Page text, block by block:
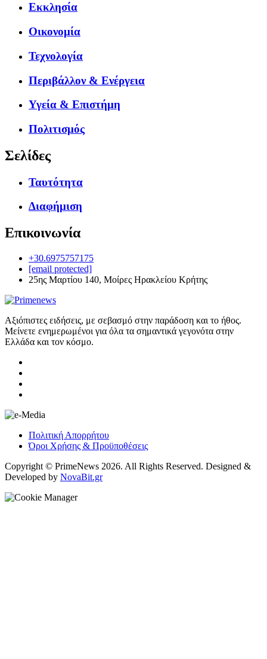
Εκκλησία
Οικονομία
Τεχνολογία
Περιβάλλον & Ενέργεια
Υγεία & Επιστήμη
Πολιτισμός
Σελίδες
Ταυτότητα
Διαφήμιση
Επικοινωνία
+30.6975757175
[email protected]
25ης Μαρτίου 140, Μοίρες Ηρακλείου Κρήτης
Αξιόπιστες ειδήσεις, με σεβασμό στην παράδοση και το ήθος.
Μείνετε ενημερωμένοι για όλα τα σημαντικά γεγονότα στην
Ελλάδα και τον κόσμο.
Πολιτική Απορρήτου
Όροι Χρήσης & Προϋποθέσεις
Copyright © PrimeNews 2026. All Rights Reserved. Designed &
Developed by NovaBit.gr